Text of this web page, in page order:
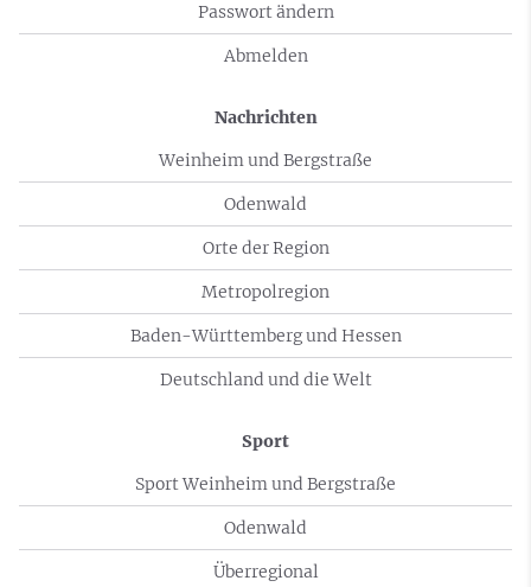
Passwort ändern
Abmelden
Nachrichten
Weinheim und Bergstraße
Odenwald
Orte der Region
Metropolregion
Baden-Württemberg und Hessen
Deutschland und die Welt
Sport
Sport Weinheim und Bergstraße
Odenwald
Überregional